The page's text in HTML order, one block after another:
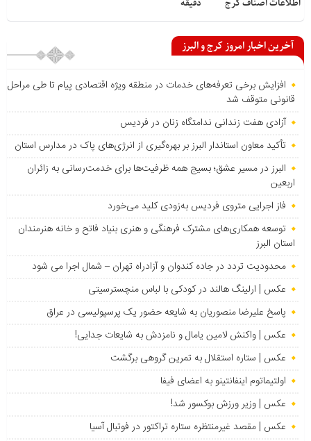
اطلاعات اصناف کرج
دقیقه
آخرین اخبار امروز کرج و البرز
افزایش برخی تعرفه‌های خدمات در منطقه ویژه اقتصادی پیام تا طی مراحل
قانونی متوقف شد
آزادی هفت زندانی ندامتگاه زنان در فردیس
تأکید معاون استاندار البرز بر بهره‌گیری از انرژی‌های پاک در مدارس استان
البرز در مسیر عشق؛ بسیج همه ظرفیت‌ها برای خدمت‌رسانی به زائران
اربعین
فاز اجرایی متروی فردیس به‌زودی کلید می‌خورد
توسعه همکاری‌های مشترک فرهنگی و هنری بنیاد فاتح و خانه هنرمندان
استان البرز
محدودیت تردد در جاده کندوان و آزادراه تهران – شمال اجرا می شود
عکس | ارلینگ هالند در کودکی با لباس منچسترسیتی
پاسخ علیرضا منصوریان به شایعه حضور یک پرسپولیسی در عراق
عکس | واکنش لامین یامال و نامزدش به شایعات جدایی!
عکس | ستاره استقلال به تمرین گروهی برگشت
اولتیماتوم اینفانتینو به اعضای فیفا
عکس | وزیر ورزش بوکسور شد!
عکس | مقصد غیرمنتظره ستاره تراکتور در فوتبال آسیا